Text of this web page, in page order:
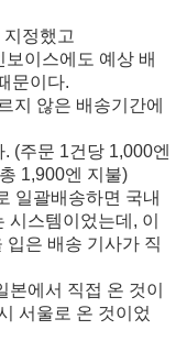
정했고
이스에도 예상 배
문이다.
지 않은 배송기간에
(주문 1건당 1,000엔
1,900엔 지불)
일괄배송하면 국내
스템이었는데, 이
입은 배송 기사가 직
에서 직접 온 것이
서울로 온 것이었